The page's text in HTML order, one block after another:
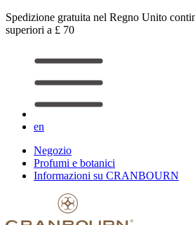
Spedizione gratuita nel Regno Unito
superiori a £ 70
en
Negozio
Profumi e botanici
Informazioni su CRANBOURN